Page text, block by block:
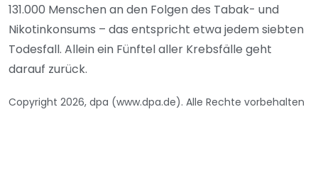
131.000 Menschen an den Folgen des Tabak- und
Nikotinkonsums – das entspricht etwa jedem siebten
Todesfall. Allein ein Fünftel aller Krebsfälle geht
darauf zurück.
Copyright 2026, dpa (www.dpa.de). Alle Rechte vorbehalten